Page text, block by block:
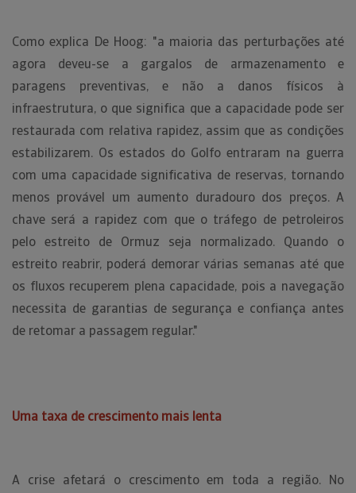
Como explica De Hoog: "a maioria das perturbações até
agora deveu-se a gargalos de armazenamento e
paragens preventivas, e não a danos físicos à
infraestrutura, o que significa que a capacidade pode ser
restaurada com relativa rapidez, assim que as condições
estabilizarem. Os estados do Golfo entraram na guerra
com uma capacidade significativa de reservas, tornando
menos provável um aumento duradouro dos preços. A
chave será a rapidez com que o tráfego de petroleiros
pelo estreito de Ormuz seja normalizado. Quando o
estreito reabrir, poderá demorar várias semanas até que
os fluxos recuperem plena capacidade, pois a navegação
necessita de garantias de segurança e confiança antes
de retomar a passagem regular."
Uma taxa de crescimento mais lenta
A crise afetará o crescimento em toda a região. No